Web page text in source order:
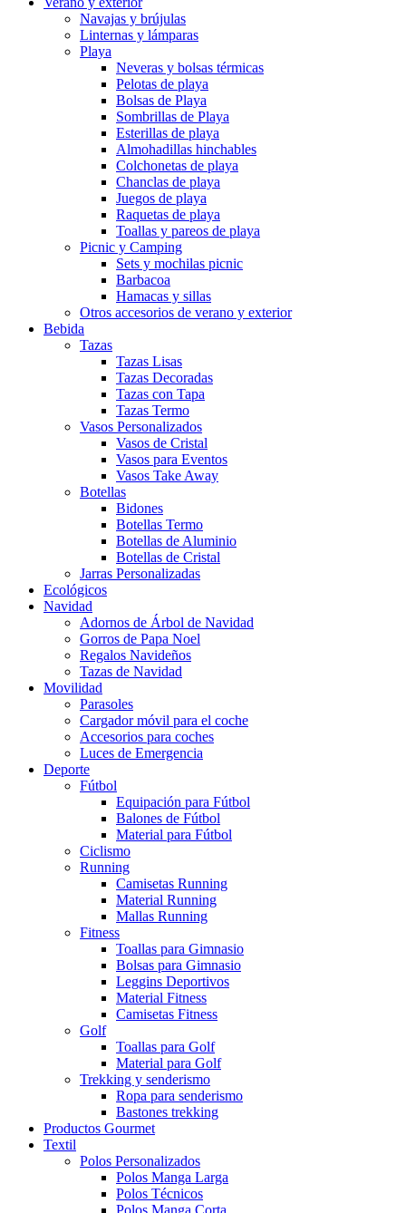
Navajas y brújulas
Linternas y lámparas
Playa
Neveras y bolsas térmicas
Pelotas de playa
Bolsas de Playa
Sombrillas de Playa
Esterillas de playa
Almohadillas hinchables
Colchonetas de playa
Chanclas de playa
Juegos de playa
Raquetas de playa
Toallas y pareos de playa
Picnic y Camping
Sets y mochilas picnic
Barbacoa
Hamacas y sillas
Otros accesorios de verano y exterior
Bebida
Tazas
Tazas Lisas
Tazas Decoradas
Tazas con Tapa
Tazas Termo
Vasos Personalizados
Vasos de Cristal
Vasos para Eventos
Vasos Take Away
Botellas
Bidones
Botellas Termo
Botellas de Aluminio
Botellas de Cristal
Jarras Personalizadas
Ecológicos
Navidad
Adornos de Árbol de Navidad
Gorros de Papa Noel
Regalos Navideños
Tazas de Navidad
Movilidad
Parasoles
Cargador móvil para el coche
Accesorios para coches
Luces de Emergencia
Deporte
Fútbol
Equipación para Fútbol
Balones de Fútbol
Material para Fútbol
Ciclismo
Running
Camisetas Running
Material Running
Mallas Running
Fitness
Toallas para Gimnasio
Bolsas para Gimnasio
Leggins Deportivos
Material Fitness
Camisetas Fitness
Golf
Toallas para Golf
Material para Golf
Trekking y senderismo
Ropa para senderismo
Bastones trekking
Productos Gourmet
Textil
Polos Personalizados
Polos Manga Larga
Polos Técnicos
Polos Manga Corta